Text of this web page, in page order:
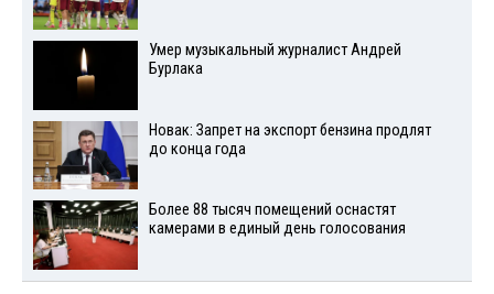
Умер музыкальный журналист Андрей
Бурлака
Новак: Запрет на экспорт бензина продлят
до конца года
Более 88 тысяч помещений оснастят
камерами в единый день голосования